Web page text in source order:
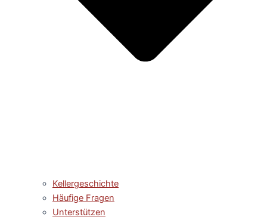
Kellergeschichte
Häufige Fragen
Unterstützen